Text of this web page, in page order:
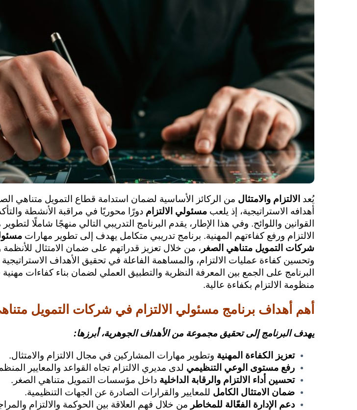
يُعد الالتزام والامتثال من الركائز الأساسية لضمان استدامة قطاع التمويل متناهي
أهدافه الاستراتيجية، إذ يلعب مسئولي الالتزام دورًا محوريًا في مراقبة الأنشطة
القوانين واللوائح. وفي هذا الإطار، يقدم البرنامج التدريبي التالي منهجًا شاملًا
الالتزام ورفع كفاءتهم المهنية. برنامج تدريبي متكامل يهدف إلى تطوير مهارات
شركات التمويل متناهي الصغر ، من خلال تعزيز قدراتهم على ضمان الامتثال للأنظمة
وتحسين كفاءة عمليات الالتزام، والمساهمة الفاعلة في تحقيق الأهداف
البرنامج على الجمع بين المعرفة النظرية والتطبيق العملي لضمان بناء كفاءات
منظومة الالتزام بكفاءة عالية.
أهم أهداف برنامج مسئولي الالتزام في شركات التمويل
يهدف البرنامج إلى تحقيق مجموعة من الأهداف الجوهرية، أبرزها:
تعزيز الكفاءة المهنية وتطوير مهارات المشاركين في مجال الالتزام والامتثال.
رفع مستوى الوعي التنظيمي لدى مديري الالتزام تجاه القواعد والمعايير
تحسين أداء الالتزام والرقابة الداخلية داخل مؤسسات التمويل متناهي الصغر.
ضمان الامتثال الكامل للمعايير والقرارات الصادرة عن الجهات التنظيمية.
دعم الإدارة الفعّالة للمخاطر من خلال فهم العلاقة بين الحوكمة والالتزام